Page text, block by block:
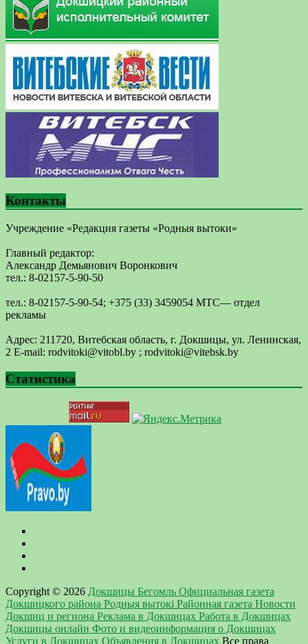
Контакты
Учреждение «Редакция газеты «Родныя вытоки»
Главный редактор:
Александр Демьянович Воронкович
тел.: 8-02157-5-90-50
тел.: 8-02157-5-90-54; +375 (33) 3459054 МТС— отдел
рекламы
Адрес: 211720, Витебская область, г. Докшицы, ул. Ленинская,
2 E-mail: ​rodvitoki@​​vitobl​.by ; rodvitoki@vitebsk.by
Статистика
Copyright © 2026 Докшицы Бегомль Официальная газета
Докшицкого района Родныя вытокi Районная газета Новости
Докшиц и региона Реклама в Докшицах Работа в Докшицах
Докшицы онлайн Фото и видеоинформация о Докшицах
Услуги в Докшицах Объявления в Докшицах Все права